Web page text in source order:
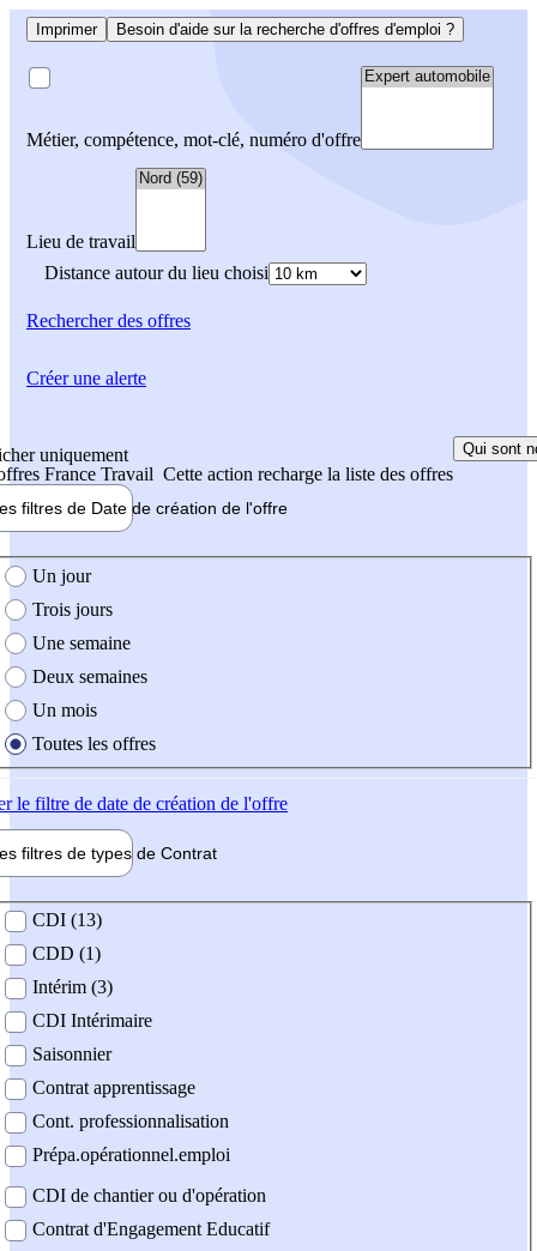
Imprimer Besoin d'aide sur la recherche d'offres d'emploi ?
Métier, compétence, mot-clé, numéro d'offre
Lieu de travail
Distance autour du lieu choisi
Rechercherdes offres
uniquement
France Travail Cette action recharge la liste des offres
Qui sont
filtres de Date de création de l'offre
création de l'offre
Un jour
Trois jours
Une semaine
Deux semaines
Un mois
Toutes les offres
le filtre de date de création de l'offre
filtres de types de Contrat
contrat
CDI (13)
CDD (1)
Intérim (3)
CDI Intérimaire
Saisonnier
Contrat apprentissage
Cont. professionnalisation
Prépa.opérationnel.emploi
CDI de chantier ou d'opération
Contrat d'Engagement Educatif
Créer une alerte